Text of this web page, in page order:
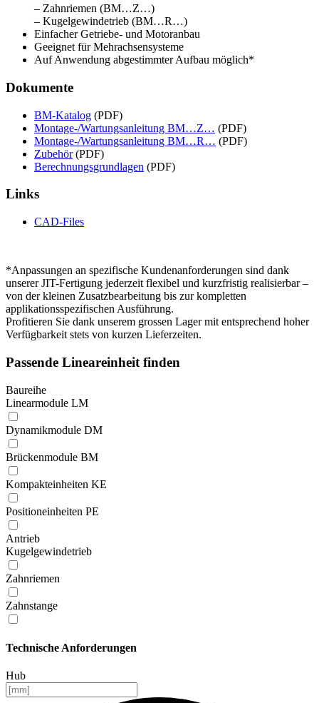
– Zahnriemen (BM…Z…)
– Kugelgewindetrieb (BM…R…)
Einfacher Getriebe- und Motoranbau
Geeignet für Mehrachsensysteme
Auf Anwendung abgestimmter Aufbau möglich*
Dokumente
BM-Katalog (PDF)
Montage-/Wartungsanleitung BM…Z… (PDF)
Montage-/Wartungsanleitung BM…R… (PDF)
Zubehör(PDF)
Berechnungsgrundlagen (PDF)
Links
CAD-Files
*Anpassungen an spezifische Kundenanforderungen sind dank
unserer JIT-Fertigung jederzeit flexibel und kurzfristig realisierbar –
von der kleinen Zusatzbearbeitung bis zur kompletten
applikationsspezifischen Ausführung.
Profitieren Sie dank unserem grossen Lager mit entsprechend hoher
Verfügbarkeit stets von kurzen Lieferzeiten.
Passende Lineareinheit finden
Baureihe
Linearmodule LM
Dynamikmodule DM
Brückenmodule BM
Kompakteinheiten KE
Positioneinheiten PE
Antrieb
Kugelgewindetrieb
Zahnriemen
Zahnstange
Technische Anforderungen
Hub